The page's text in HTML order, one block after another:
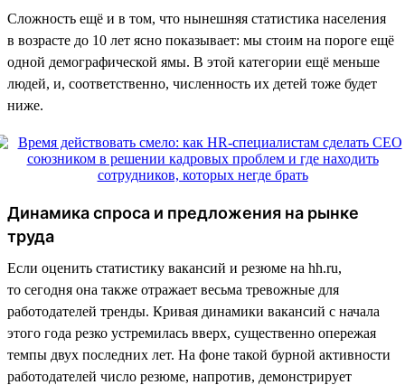
Сложность ещё и в том, что нынешняя статистика населения
в возрасте до 10 лет ясно показывает: мы стоим на пороге ещё
одной демографической ямы. В этой категории ещё меньше
людей, и, соответственно, численность их детей тоже будет
ниже.
Динамика спроса и предложения на рынке
труда
Если оценить статистику вакансий и резюме на hh.ru,
то сегодня она также отражает весьма тревожные для
работодателей тренды. Кривая динамики вакансий с начала
этого года резко устремилась вверх, существенно опережая
темпы двух последних лет. На фоне такой бурной активности
работодателей число резюме, напротив, демонстрирует